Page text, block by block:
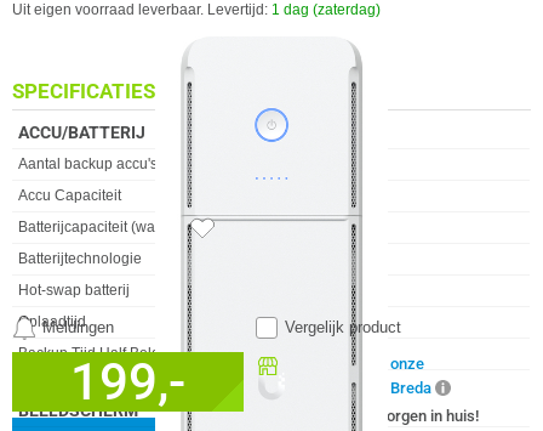
Uit eigen voorraad leverbaar. Levertijd: 1 dag (zaterdag)
199,-
Beschikbaar in onze
Megekko Shop Breda
Nu bestellen morgen in huis!
Vergelijk product
Meldingen
SPECIFICATIES
ACCU/BATTERIJ
Eigenschap Waarde
Aantal backup accu's
Accu Capaciteit
Batterijcapaciteit (wattuur)
Batterijtechnologie
Hot-swap batterij
Oplaadtijd
8 uur
Backup Tijd Half Belast
7 minuten
Backup Tijd Vol Belast
BEELDSCHERM